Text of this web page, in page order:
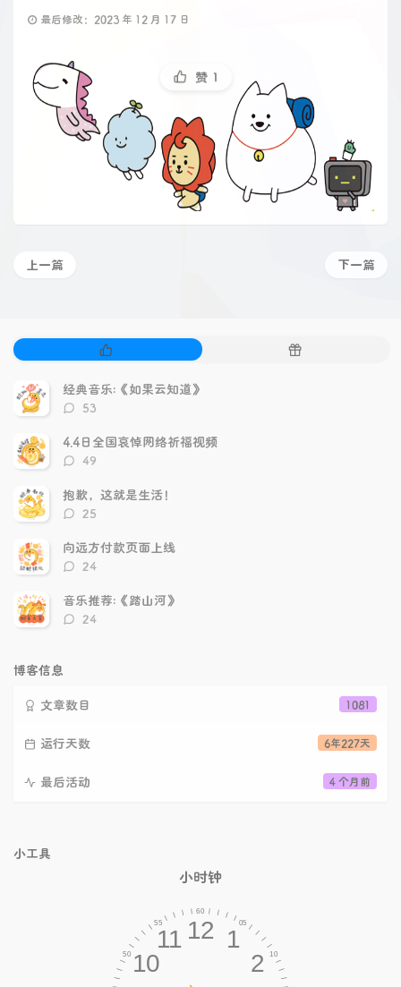
最后修改：2023 年 12 月 17 日
赞 1
下一篇
上一篇
门
文
章
随
经典音乐:《如果云知道》
评
数：
53
4.4日全国哀悼网络祈福视频
评
数：
49
抱歉，这就是生活！
评
数：
25
向远方付款页面上线
评
数：
24
音乐推荐:《踏山河》
评
24
博客信息
1081
文章数目
6年227天
运行天数
4 个月前
最后活动
小工具
小时钟